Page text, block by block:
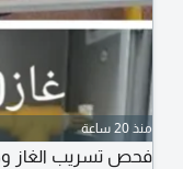
منذ 20 ساعة
فحص تسريب الغاز